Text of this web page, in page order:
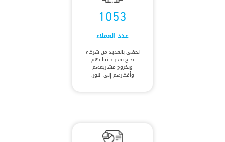
1053
عدد العملاء
نحظى بالعديد من شركاء
نجاح نفخر دائما بهم
وبخروج مشاريعهم
وأفكارهم إلى النور.